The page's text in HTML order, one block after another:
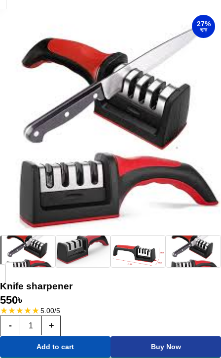
27%
ছাড়
Knife sharpener
550৳
★★★★★5.00/5
- +
Add to cart Buy Now